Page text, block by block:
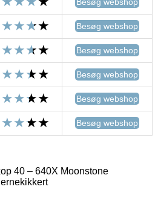
Besøg webshop
Besøg webshop
Besøg webshop
Besøg webshop
Besøg webshop
40 – 640X Moonstone